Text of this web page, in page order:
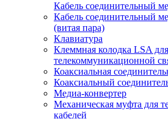
Кабель соединительный
Кабель соединительный
(витая пара)
Клавиатура
Клеммная колодка LSA для
телекоммуникационной
Коаксиальная
Коаксиальный
Медиа-конвертер
Механическая муфта для
кабелей